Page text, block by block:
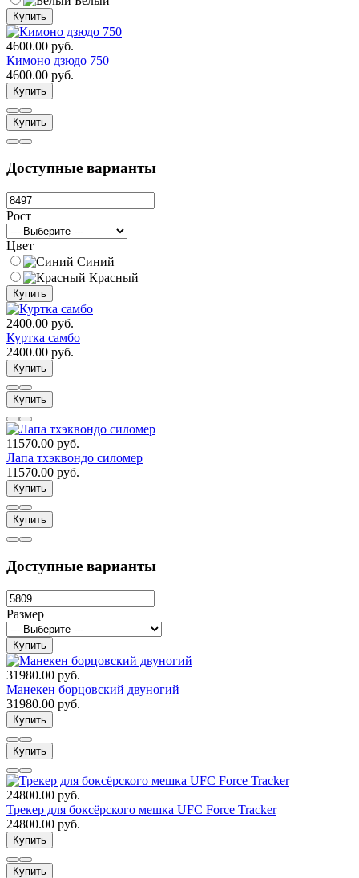
Купить
4600.00 руб.
Кимоно дзюдо 750
4600.00 руб.
Купить
Купить
Доступные варианты
Рост
Цвет
Синий
Красный
Купить
2400.00 руб.
Куртка самбо
2400.00 руб.
Купить
Купить
11570.00 руб.
Лапа тхэквондо силомер
11570.00 руб.
Купить
Купить
Доступные варианты
Размер
Купить
31980.00 руб.
Манекен борцовский двуногий
31980.00 руб.
Купить
Купить
24800.00 руб.
Трекер для боксёрского мешка UFC Force Tracker
24800.00 руб.
Купить
Купить